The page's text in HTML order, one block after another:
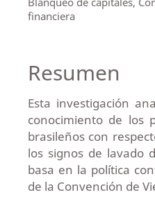
financiera
Resumen
Esta investigación
conocimiento de los
brasileños con
los signos de lavado
basa en la política
de la Convención de